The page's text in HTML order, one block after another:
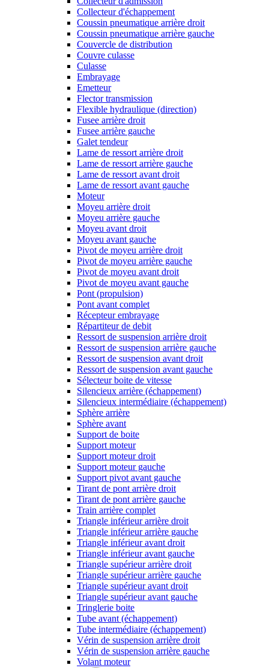
Collecteur d'échappement
Coussin pneumatique arrière droit
Coussin pneumatique arrière gauche
Couvercle de distribution
Couvre culasse
Culasse
Embrayage
Emetteur
Flector transmission
Flexible hydraulique (direction)
Fusee arrière droit
Fusee arrière gauche
Galet tendeur
Lame de ressort arrière droit
Lame de ressort arrière gauche
Lame de ressort avant droit
Lame de ressort avant gauche
Moteur
Moyeu arrière droit
Moyeu arrière gauche
Moyeu avant droit
Moyeu avant gauche
Pivot de moyeu arrière droit
Pivot de moyeu arrière gauche
Pivot de moyeu avant droit
Pivot de moyeu avant gauche
Pont (propulsion)
Pont avant complet
Récepteur embrayage
Répartiteur de debit
Ressort de suspension arrière droit
Ressort de suspension arrière gauche
Ressort de suspension avant droit
Ressort de suspension avant gauche
Sélecteur boite de vitesse
Silencieux arrière (échappement)
Silencieux intermédiaire (échappement)
Sphère arrière
Sphère avant
Support de boite
Support moteur
Support moteur droit
Support moteur gauche
Support pivot avant gauche
Tirant de pont arrière droit
Tirant de pont arrière gauche
Train arrière complet
Triangle inférieur arrière droit
Triangle inférieur arrière gauche
Triangle inférieur avant droit
Triangle inférieur avant gauche
Triangle supérieur arrière droit
Triangle supérieur arrière gauche
Triangle supérieur avant droit
Triangle supérieur avant gauche
Tringlerie boite
Tube avant (échappement)
Tube intermédiaire (échappement)
Vérin de suspension arrière droit
Vérin de suspension arrière gauche
Volant moteur